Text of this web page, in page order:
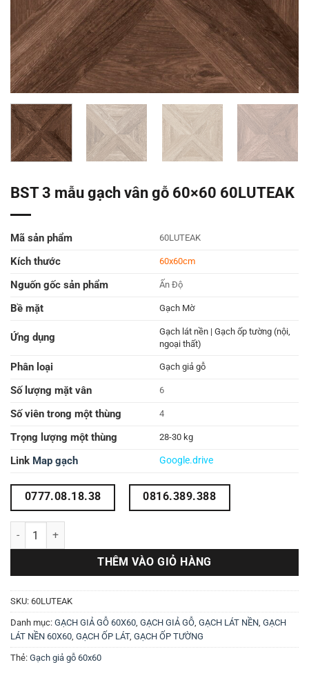
BST 3 mẫu gạch vân gỗ 60×60 60LUTEAK
Mã sản phẩm 60LUTEAK
Kích thước 60x60cm
Nguốn gốc sản phẩm Ấn Độ
Bề mặt Gạch Mờ
Ứng dụng
Gạch lát nền | Gạch ốp tường (nội,
ngoại thất)
Phân loại Gạch giả gỗ
Số lượng mặt vân 6
Số viên trong một thùng 4
Trọng lượng một thùng 28-30 kg
Link Map gạch Google.drive
0777.08.18.38 0816.389.388
BST 3 mẫu gạch vân gỗ 60x60 60LUTEAK số lượng
THÊM VÀO GIỎ HÀNG
SKU: 60LUTEAK
Danh mục: GẠCH GIẢ GỖ 60X60, GẠCH GIẢ GỖ, GẠCH LÁT NỀN, GẠCH
LÁT NỀN 60X60, GẠCH ỐP LÁT, GẠCH ỐP TƯỜNG
Thẻ: Gạch giả gỗ 60x60